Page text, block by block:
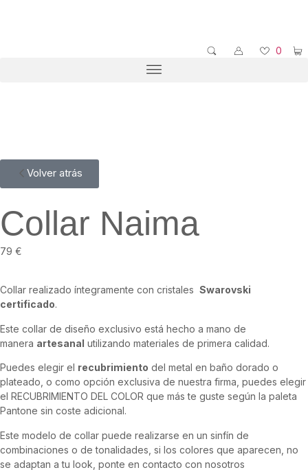
0
Volver atrás
Collar Naima
79 €
Collar realizado íntegramente con cristales Swarovski
certificado.
Este collar de diseño exclusivo está hecho a mano de
manera artesanal utilizando materiales de primera calidad.
Puedes elegir el recubrimiento del metal en baño dorado o
plateado, o como opción exclusiva de nuestra firma, puedes elegir
el RECUBRIMIENTO DEL COLOR que más te guste según la paleta
Pantone sin coste adicional.
Este modelo de collar puede realizarse en un sinfín de
combinaciones o de tonalidades, si los colores que aparecen, no
se adaptan a tu look, ponte en contacto con nosotros